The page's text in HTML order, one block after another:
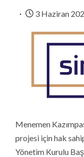
3 Haziran
Menemen
projesi için hak
Yönetim Kurulu